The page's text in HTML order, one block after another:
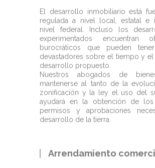
El desarrollo inmobiliario está
regulada a nivel local, estatal e
nivel federal. Incluso los
experimentados encuentran
burocráticos que pueden
devastadores sobre el tiempo y
desarrollo propuesto.
Nuestros abogados de
mantenerse al tanto de la
zonificación y la ley el uso del
ayudará en la obtención de los
permisos y aprobaciones
desarrollo de la tierra.
Arrendamiento